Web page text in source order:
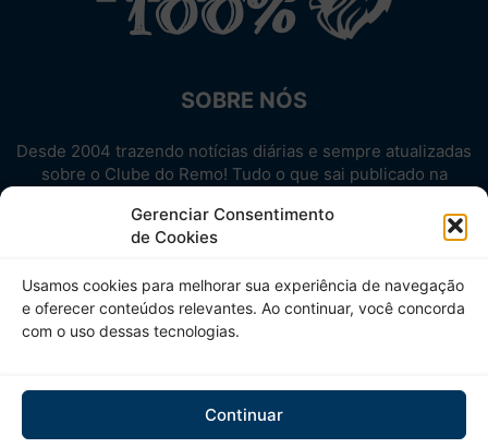
Gerenciar Consentimento
de Cookies
Usamos cookies para melhorar sua experiência de navegação
e oferecer conteúdos relevantes. Ao continuar, você concorda
com o uso dessas tecnologias.
Continuar
SOBRE NÓS
Desde 2004 trazendo notícias diárias e sempre atualizadas
sobre o Clube do Remo! Tudo o que sai publicado na
Aproveite! Site não-oficial.
SIGA-NOS